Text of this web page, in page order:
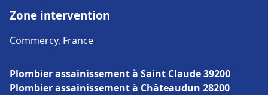
Zone intervention
Commercy, France
Plombier assainissement à Saint Claude 39200
Plombier assainissement à Châteaudun 28200